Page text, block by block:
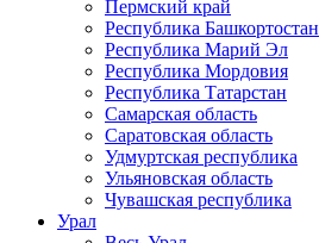
Пермский край
Республика Башкортостан
Республика Марий Эл
Республика Мордовия
Республика Татарстан
Самарская область
Саратовская область
Удмуртская республика
Ульяновская область
Чувашская республика
Урал